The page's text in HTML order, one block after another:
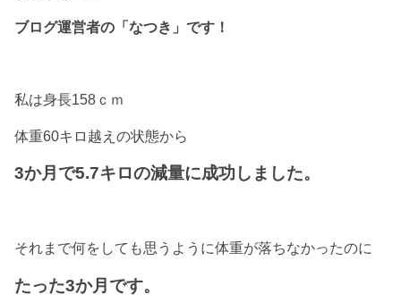
ブログ運営者の「なつき」です！
私は身長158ｃｍ
体重60キロ越えの状態から
3か月で5.7キロの減量に成功しました。
それまで何をしても思うように体重が落ちなかったのに
たった3か月です。